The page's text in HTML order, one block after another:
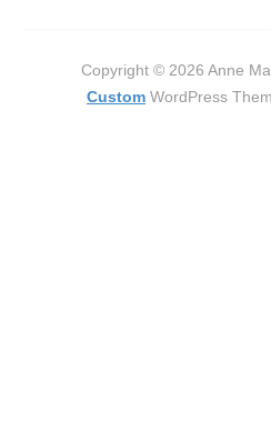
Copyright © 2026 Anne
Custom WordPress